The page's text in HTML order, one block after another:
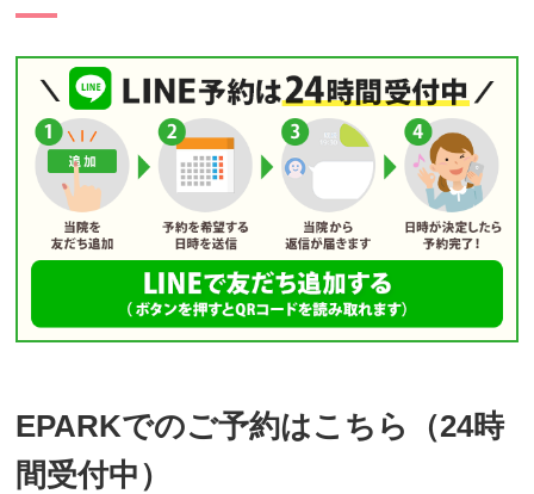
EPARKでのご予約はこちら（24時
間受付中）